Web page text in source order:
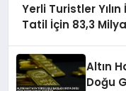
Yerli Turistler
Tatil İçin 83,3
Altın
Doğu